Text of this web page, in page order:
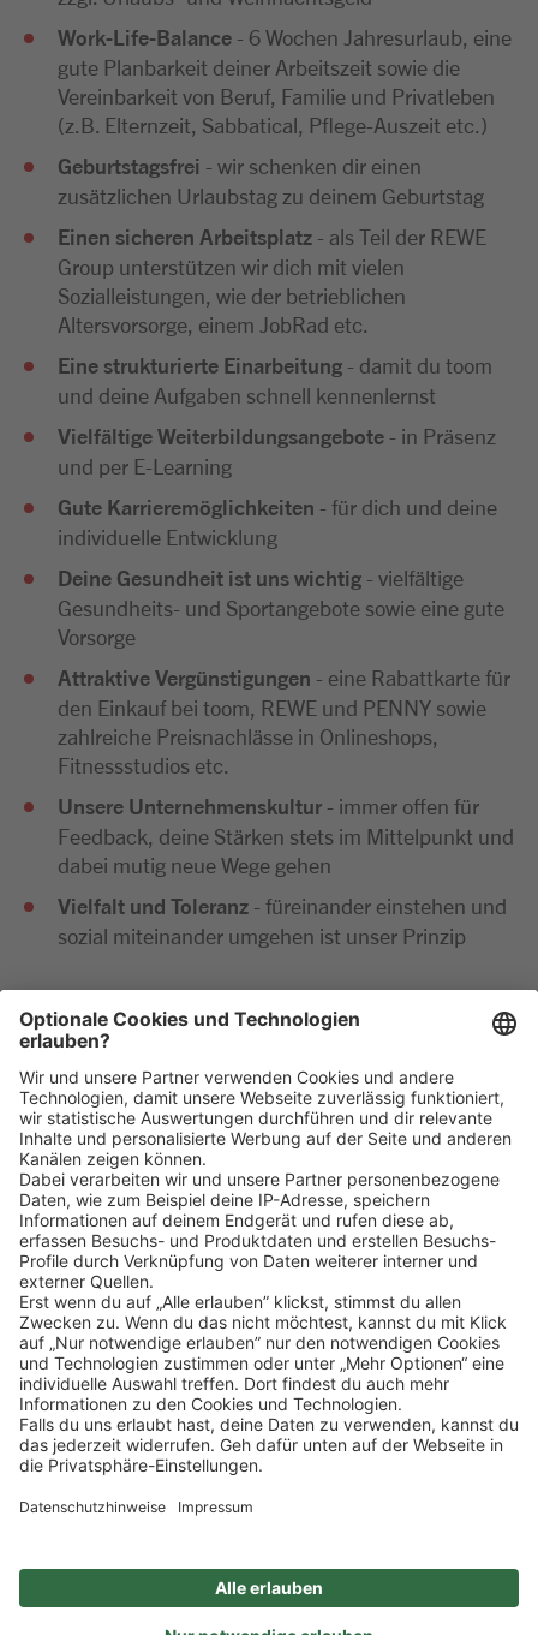
Work-Life-Balance - 6 Wochen Jahresurlaub, eine
gute Planbarkeit deiner Arbeitszeit sowie die
Vereinbarkeit von Beruf, Familie und Privatleben
(z.B. Elternzeit, Sabbatical, Pflege-Auszeit etc.)
Geburtstagsfrei - wir schenken dir einen
zusätzlichen Urlaubstag zu deinem Geburtstag
Einen sicheren Arbeitsplatz - als Teil der REWE
Group unterstützen wir dich mit vielen
Sozialleistungen, wie der betrieblichen
Altersvorsorge, einem JobRad etc.
Eine strukturierte Einarbeitung - damit du toom
und deine Aufgaben schnell kennenlernst
Vielfältige Weiterbildungsangebote - in Präsenz
und per E-Learning
Gute Karrieremöglichkeiten - für dich und deine
individuelle Entwicklung
Deine Gesundheit ist uns wichtig - vielfältige
Gesundheits- und Sportangebote sowie eine gute
Vorsorge
Attraktive Vergünstigungen - eine Rabattkarte für
den Einkauf bei toom, REWE und PENNY sowie
zahlreiche Preisnachlässe in Onlineshops,
Fitnessstudios etc.
Unsere Unternehmenskultur - immer offen für
Feedback, deine Stärken stets im Mittelpunkt und
dabei mutig neue Wege gehen
Vielfalt und Toleranz - füreinander einstehen und
sozial miteinander umgehen ist unser Prinzip
diese ausschließlich digital ein. Im Anschluss an deine
Bewerbung kommen wir zeitnah per E-Mail oder
telefonisch auf dich zu.
Klickehier, um alle offenen Jobs zu sehen.
Impressum Datenschutz
Privatsphäre-Einstellungen
FAQ
Veranstaltungen
Sitemap